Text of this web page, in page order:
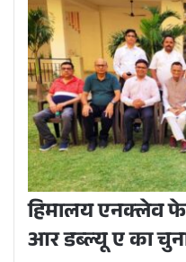
हिमालय एनक्लेव
आर डब्ल्यू ए का